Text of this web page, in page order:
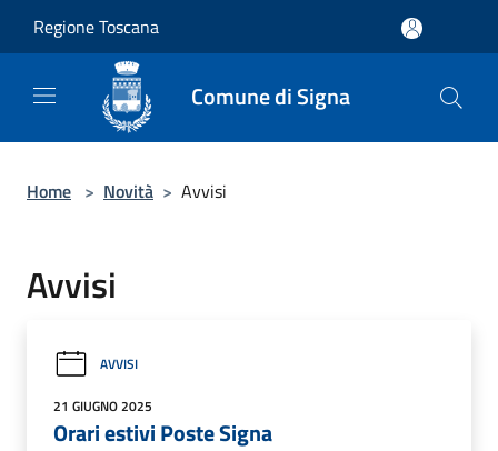
Regione Toscana
Comune di Signa
Home > Novità > Avvisi
Avvisi
AVVISI
21 GIUGNO 2025
Orari estivi Poste Signa